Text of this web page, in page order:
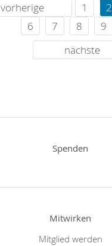
vorherige 1 2
6
7 8 9
nächste
Spenden
Mitwirken
Mitglied werden